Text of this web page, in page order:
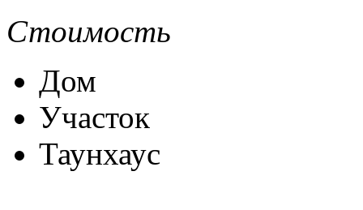
Стоимость
Дом
Участок
Таунхаус